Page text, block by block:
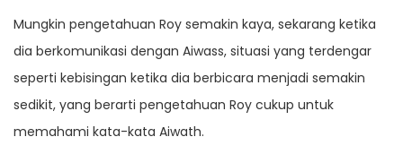
Mungkin pengetahuan Roy semakin kaya, sekarang ketika
dia berkomunikasi dengan Aiwass, situasi yang terdengar
seperti kebisingan ketika dia berbicara menjadi semakin
sedikit, yang berarti pengetahuan Roy cukup untuk
memahami kata-kata Aiwath.